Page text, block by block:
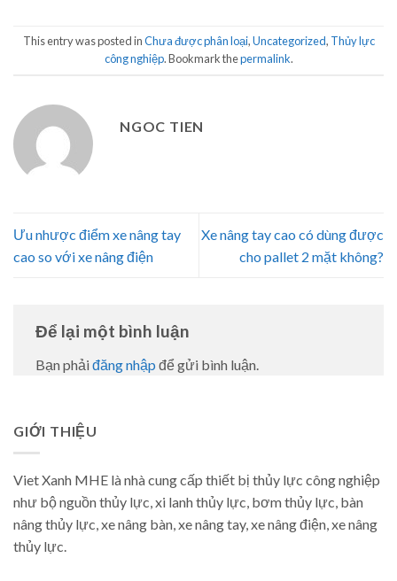
This entry was posted inChưa được phân loại,Uncategorized, Thủy lực
công nghiệp. Bookmark thepermalink.
NGOC TIEN
Ưu nhược điểm xe nâng tay
cao so với xe nâng điện
Xe nâng tay cao có dùng được
cho pallet 2 mặt không?
Để lại một bình luận
Bạn phải đăng nhập để gửi bình luận.
GIỚI THIỆU
Viet Xanh MHE là nhà cung cấp thiết bị thủy lực công nghiệp
như bộ nguồn thủy lực, xi lanh thủy lực, bơm thủy lực, bàn
nâng thủy lực, xe nâng bàn, xe nâng tay, xe nâng điện, xe nâng
thủy lực.